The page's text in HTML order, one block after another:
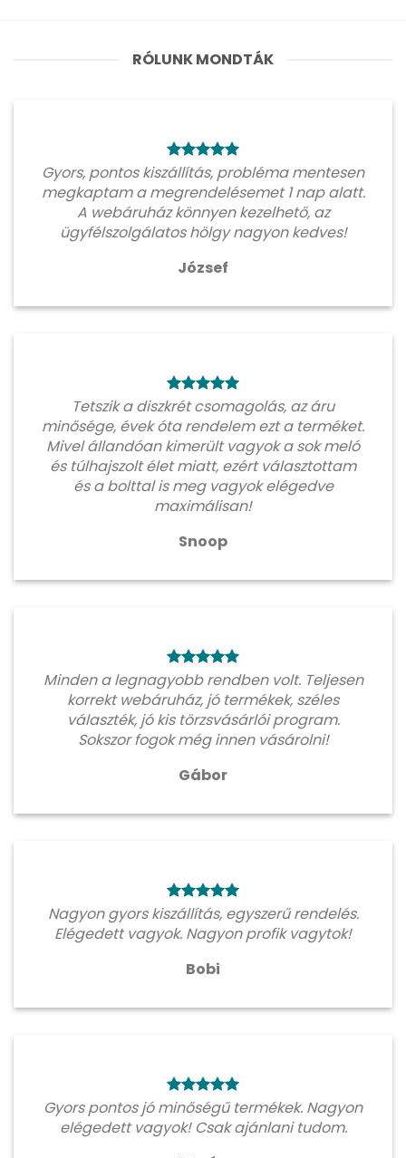
RÓLUNK MONDTÁK
Gyors, pontos kiszállítás, probléma mentesen
megkaptam a megrendelésemet 1 nap alatt.
A webáruház könnyen kezelhető, az
ügyfélszolgálatos hölgy nagyon kedves!
József
Tetszik a diszkrét csomagolás, az áru
minősége, évek óta rendelem ezt a terméket.
Mivel állandóan kimerült vagyok a sok meló
és túlhajszolt élet miatt, ezért választottam
és a bolttal is meg vagyok elégedve
maximálisan!
Snoop
Minden a legnagyobb rendben volt. Teljesen
korrekt webáruház, jó termékek, széles
választék, jó kis törzsvásárlói program.
Sokszor fogok még innen vásárolni!
Gábor
Nagyon gyors kiszállítás, egyszerű rendelés.
Elégedett vagyok. Nagyon profik vagytok!
Bobi
Gyors pontos jó minőségű termékek. Nagyon
elégedett vagyok! Csak ajánlani tudom.